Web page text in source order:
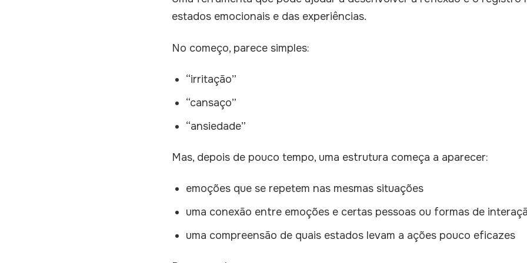
estados emocionais e das experiências.
No começo, parece simples:
“irritação”
“cansaço”
“ansiedade”
Mas, depois de pouco tempo, uma estrutura começa a aparecer:
emoções que se repetem nas mesmas situações
uma conexão entre emoções e certas pessoas ou formas de
uma compreensão de quais estados levam a ações pouco eficazes